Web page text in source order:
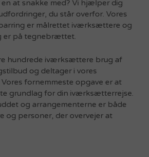
at snakke med? Vi hjælper dig
du står overfor. Vores
er målrettet iværksættere og
er på tegnebrættet.
hundrede iværksættere brug af
og deltager i vores
fornemmeste opgave er at
grundlag for din iværksætterrejse.
og arrangementerne er både
personer, der overvejer at